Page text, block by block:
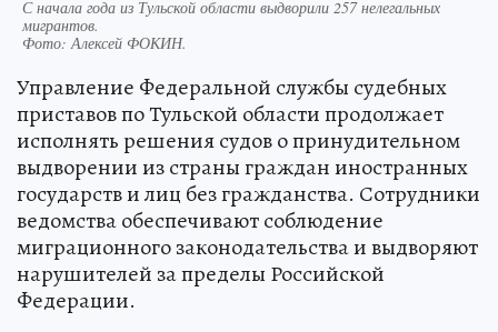
С начала года из Тульской области выдворили 257 нелегальных
мигрантов.
Фото:Алексей ФОКИН.
Управление Федеральной службы судебных
приставов по Тульской области продолжает
исполнять решения судов о принудительном
выдворении из страны граждан иностранных
государств и лиц без гражданства. Сотрудники
ведомства обеспечивают соблюдение
миграционного законодательства и выдворяют
нарушителей за пределы Российской
Федерации.